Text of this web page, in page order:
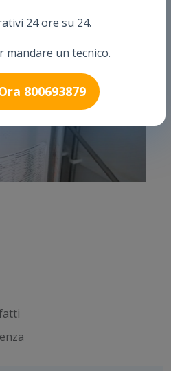
24 ore su 24.
mandare un tecnico.
800693879